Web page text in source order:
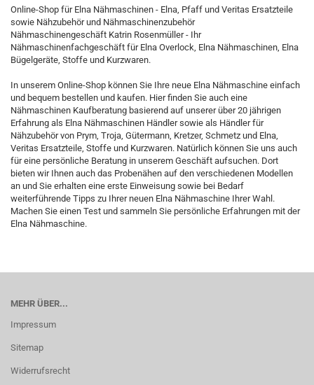
Online-Shop für Elna Nähmaschinen - Elna, Pfaff und Veritas Ersatzteile
sowie Nähzubehör und Nähmaschinenzubehör
Nähmaschinengeschäft Katrin Rosenmüller - Ihr
Nähmaschinenfachgeschäft für Elna Overlock, Elna Nähmaschinen, Elna
Bügelgeräte, Stoffe und Kurzwaren.
In unserem Online-Shop können Sie Ihre neue Elna Nähmaschine einfach
und bequem bestellen und kaufen. Hier finden Sie auch eine
Nähmaschinen Kaufberatung basierend auf unserer über 20 jährigen
Erfahrung als Elna Nähmaschinen Händler sowie als Händler für
Nähzubehör von Prym, Troja, Gütermann, Kretzer, Schmetz und Elna,
Veritas Ersatzteile, Stoffe und Kurzwaren. Natürlich können Sie uns auch
für eine persönliche Beratung in unserem Geschäft aufsuchen. Dort
bieten wir Ihnen auch das Probenähen auf den verschiedenen Modellen
an und Sie erhalten eine erste Einweisung sowie bei Bedarf
weiterführende Tipps zu Ihrer neuen Elna Nähmaschine Ihrer Wahl.
Machen Sie einen Test und sammeln Sie persönliche Erfahrungen mit der
Elna Nähmaschine.
MEHR ÜBER...
Impressum
Sitemap
Widerrufsrecht